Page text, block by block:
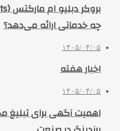
چه خدماتی ارائه می‌دهد؟
۱۴۰۵/۰۴/۰۵
اخبار هفته
۱۴۰۵/۰۴/۰۵
اهمیت آگهی برای تبلیغ